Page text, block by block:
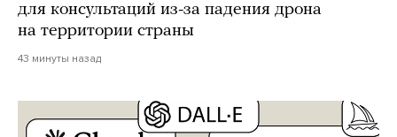
для консультаций из-за падения дрона
на территории страны
43 минуты назад